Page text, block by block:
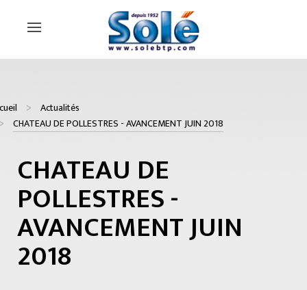
Actualités
CHATEAU DE POLLESTRES - AVANCEMENT JUIN 2018
CHATEAU DE
POLLESTRES -
AVANCEMENT JUIN
2018